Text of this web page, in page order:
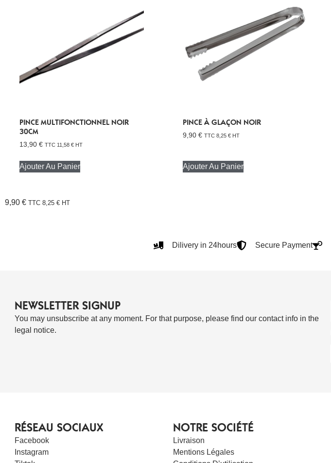
PINCE MULTIFONCTIONNEL NOIR
30CM
13,90 € TTC 11,58 € HT
Ajouter Au Panier
PINCE À GLAÇON NOIR
9,90 € TTC 8,25 € HT
Ajouter Au Panier
9,90 € TTC 8,25 € HT
Dilivery in 24hours Secure Payment
NEWSLETTER SIGNUP
You may unsubscribe at any moment. For that purpose, please find our contact info in the
legal notice.
RÉSEAU SOCIAUX
Facebook
Instagram
NOTRE SOCIÉTÉ
Livraison
Mentions Légales